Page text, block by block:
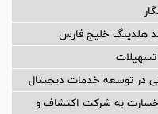
در توسعه خدمات دیجیتال
میلیارد ریال خسارت به شرکت اکتشاف و